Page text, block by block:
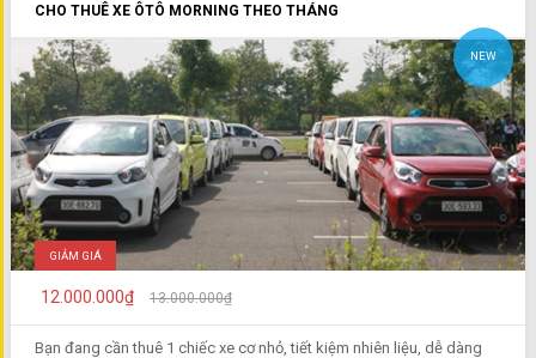
CHO THUÊ XE ÔTÔ MORNING THEO THÁNG
NEW
GIẢM GIÁ
12.000.000₫ 13.000.000₫
Bạn đang cần thuê 1 chiếc xe cơ nhỏ, tiết kiệm nhiên liệu, dễ dàng